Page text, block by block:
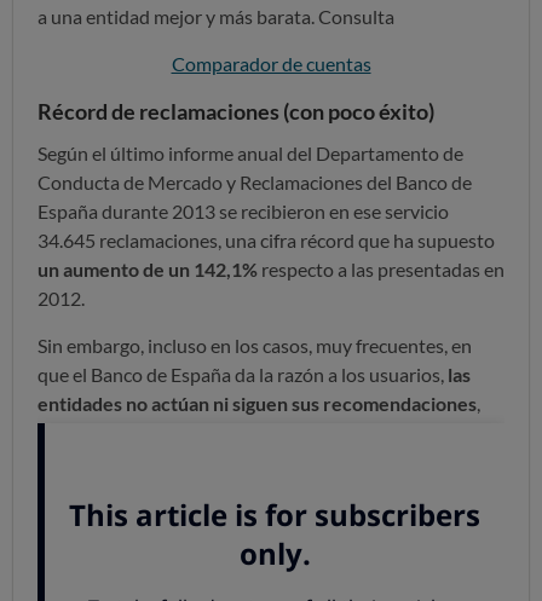
a una entidad mejor y más barata. Consulta
Comparador de cuentas
Récord de reclamaciones (con poco éxito)
Según el último informe anual del Departamento de
Conducta de Mercado y Reclamaciones del Banco de
España durante 2013 se recibieron en ese servicio
34.645 reclamaciones, una cifra récord que ha supuesto
un aumento de un 142,1% respecto a las presentadas en
2012.
Sin embargo, incluso en los casos, muy frecuentes, en
que el Banco de España da la razón a los usuarios, las
entidades no actúan ni siguen sus recomendaciones,
Para determinar el "top ten" de las entidades más
reclamadas se tienen en cuenta tanto el número de
quejas, como el volumen de actividad. Esos 10 bancos